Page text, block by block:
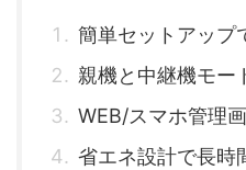
簡単セットアップ
親機と中継機モー
WEB/スマホ管理
省エネ設計で長時